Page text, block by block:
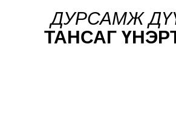
ДУРСАМЖ
ТАНСАГ